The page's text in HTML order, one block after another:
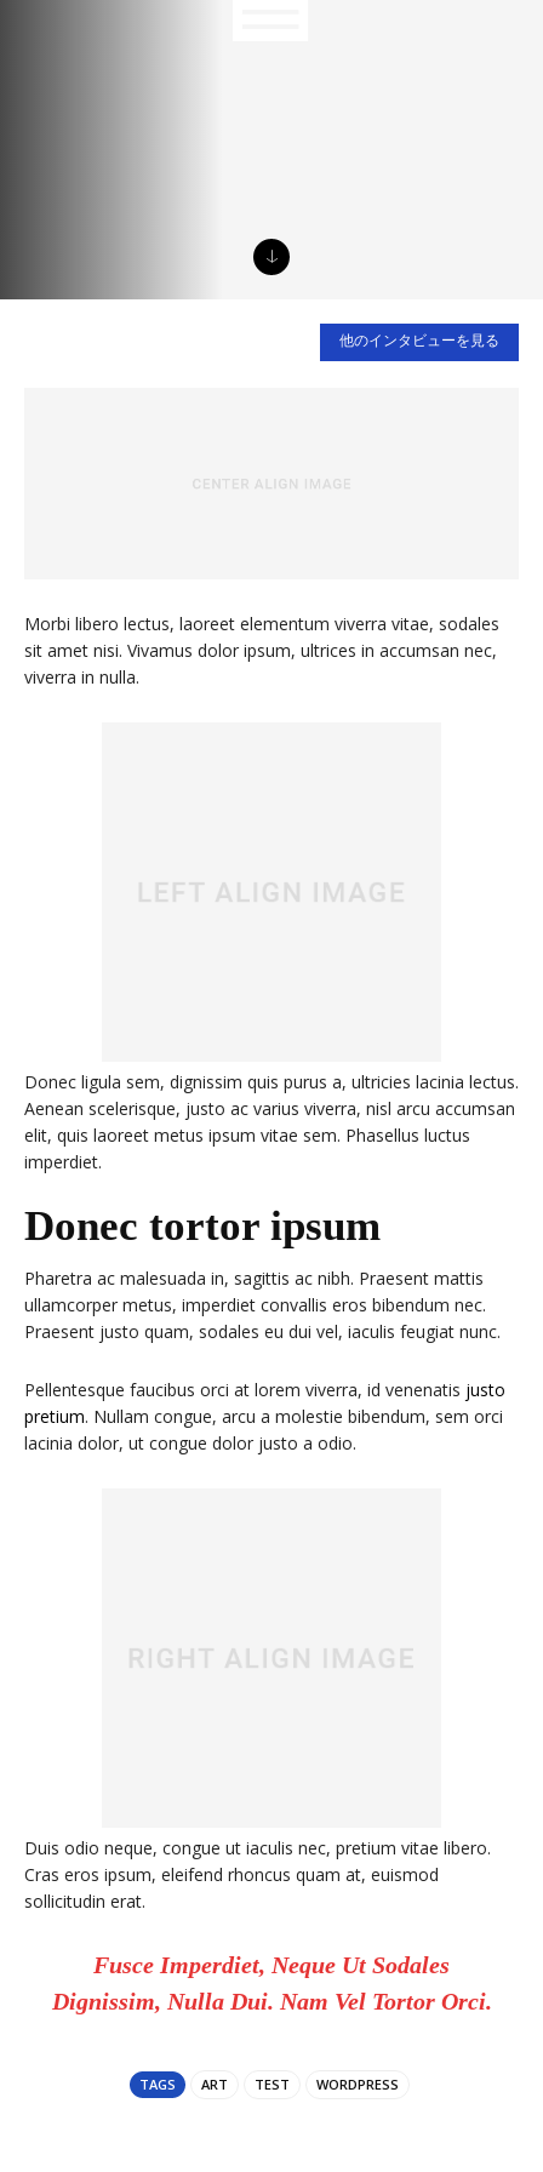
他のインタビューを見る
Morbi libero lectus, laoreet elementum viverra vitae, sodales
sit amet nisi. Vivamus dolor ipsum, ultrices in accumsan nec,
viverra in nulla.
Donec ligula sem, dignissim quis purus a, ultricies lacinia lectus.
Aenean scelerisque, justo ac varius viverra, nisl arcu accumsan
elit, quis laoreet metus ipsum vitae sem. Phasellus luctus
imperdiet.
Donec tortor ipsum
Pharetra ac malesuada in, sagittis ac nibh. Praesent mattis
ullamcorper metus, imperdiet convallis eros bibendum nec.
Praesent justo quam, sodales eu dui vel, iaculis feugiat nunc.
Pellentesque faucibus orci at lorem viverra, id venenatis justo
pretium. Nullam congue, arcu a molestie bibendum, sem orci
lacinia dolor, ut congue dolor justo a odio.
Duis odio neque, congue ut iaculis nec, pretium vitae libero.
Cras eros ipsum, eleifend rhoncus quam at, euismod
sollicitudin erat.
Fusce Imperdiet, Neque Ut Sodales
Dignissim, Nulla Dui. Nam Vel Tortor Orci.
TAGS ART TEST WORDPRESS